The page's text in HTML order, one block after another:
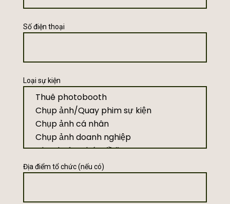
Số điện thoại
Loại sự kiện
Địa điểm tổ chức (nếu có)